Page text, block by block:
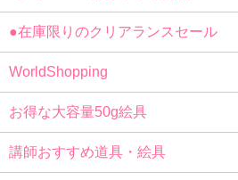
●在庫限りのクリアランスセール
WorldShopping
お得な大容量50g絵具
講師おすすめ道具・絵具